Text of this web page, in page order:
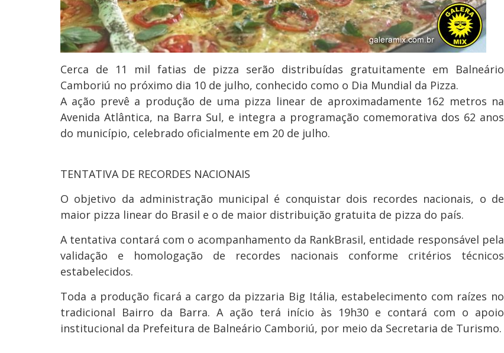
Cerca de 11 mil fatias de pizza serão distribuídas gratuitamente em Balneário
Camboriú no próximo dia 10 de julho, conhecido como o Dia Mundial da Pizza.
A ação prevê a produção de uma pizza linear de aproximadamente 162 metros na
Avenida Atlântica, na Barra Sul, e integra a programação comemorativa dos 62 anos
do município, celebrado oficialmente em 20 de julho.
TENTATIVA DE RECORDES NACIONAIS
O objetivo da administração municipal é conquistar dois recordes nacionais, o de
maior pizza linear do Brasil e o de maior distribuição gratuita de pizza do país.
A tentativa contará com o acompanhamento da RankBrasil, entidade responsável pela
validação e homologação de recordes nacionais conforme critérios técnicos
estabelecidos.
Toda a produção ficará a cargo da pizzaria Big Itália, estabelecimento com raízes no
tradicional Bairro da Barra. A ação terá início às 19h30 e contará com o apoio
institucional da Prefeitura de Balneário Camboriú, por meio da Secretaria de Turismo.